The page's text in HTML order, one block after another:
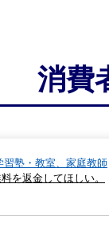
消費
習塾・教室、家庭教師
を返金してほしい。